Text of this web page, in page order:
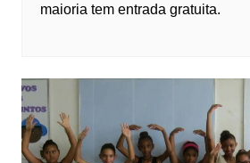
maioria tem entrada gratuita.